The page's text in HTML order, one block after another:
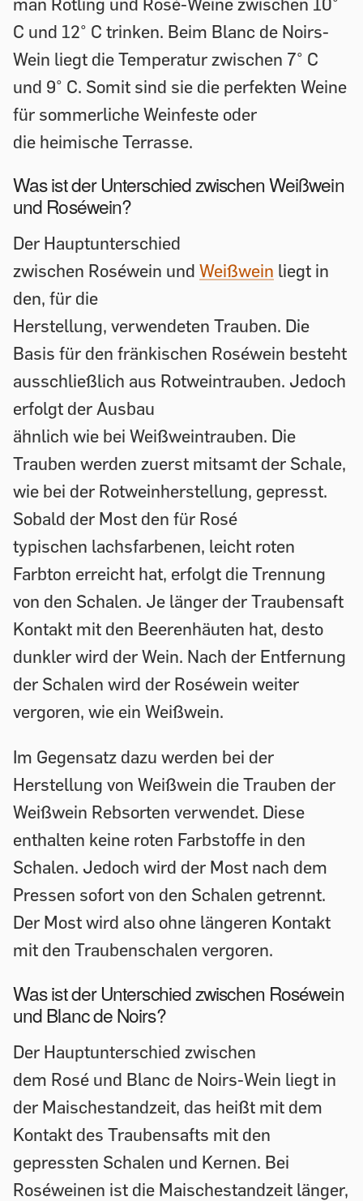
C und 12° C trinken. Beim Blanc de Noirs-
Wein liegt die Temperatur zwischen 7° C
und 9° C. Somit sind sie die perfekten Weine
für sommerliche Weinfeste oder
die heimische Terrasse.
Was ist der Unterschied zwischen Weißwein
und Roséwein?
Der Hauptunterschied
zwischen Roséwein und Weißwein liegt in
den, für die
Herstellung, verwendeten Trauben. Die
Basis für den fränkischen Roséwein besteht
ausschließlich aus Rotweintrauben. Jedoch
erfolgt der Ausbau
ähnlich wie bei Weißweintrauben. Die
Trauben werden zuerst mitsamt der Schale,
wie bei der Rotweinherstellung, gepresst.
Sobald der Most den für Rosé
typischen lachsfarbenen, leicht roten
Farbton erreicht hat, erfolgt die Trennung
von den Schalen. Je länger der Traubensaft
Kontakt mit den Beerenhäuten hat, desto
dunkler wird der Wein. Nach der Entfernung
der Schalen wird der Roséwein weiter
vergoren, wie ein Weißwein.
Im Gegensatz dazu werden bei der
Herstellung von Weißwein die Trauben der
Weißwein Rebsorten verwendet. Diese
enthalten keine roten Farbstoffe in den
Schalen. Jedoch wird der Most nach dem
Pressen sofort von den Schalen getrennt.
Der Most wird also ohne längeren Kontakt
mit den Traubenschalen vergoren.
Was ist der Unterschied zwischen Roséwein
und Blanc de Noirs?
Der Hauptunterschied zwischen
dem Rosé und Blanc de Noirs-Wein liegt in
der Maischestandzeit, das heißt mit dem
Kontakt des Traubensafts mit den
gepressten Schalen und Kernen. Bei
Roséweinen ist die Maischestandzeit länger,